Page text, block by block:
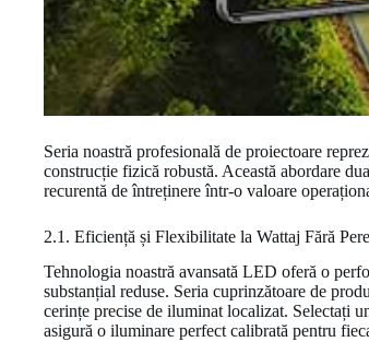
Seria noastră profesională de proiectoare
construcție fizică robustă. Această abordare
recurentă de întreținere într-o valoare
2.1. Eficiență și Flexibilitate la Wattaj Fără
Tehnologia noastră avansată LED oferă o
substanțial reduse. Seria cuprinzătoare de
cerințe precise de iluminat localizat. Selectați
asigură o iluminare perfect calibrată pentru